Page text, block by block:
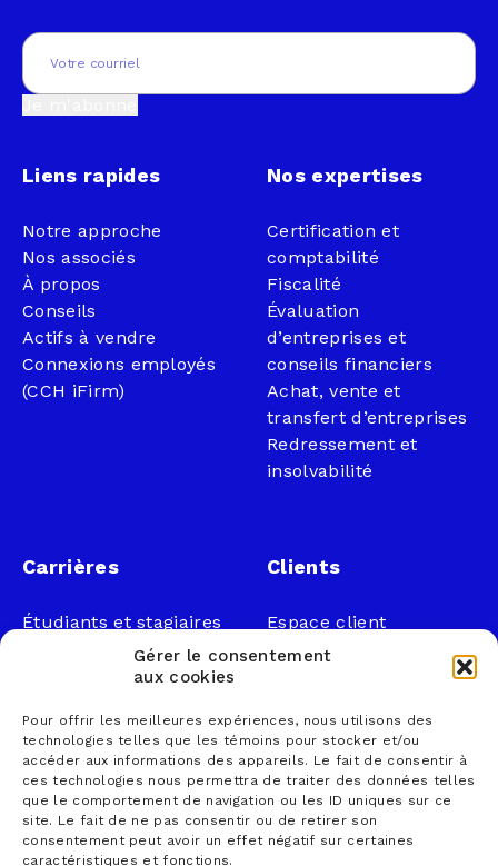
Gérer le consentement
aux cookies
Pour offrir les meilleures expériences, nous utilisons des
technologies telles que les témoins pour stocker et/ou
accéder aux informations des appareils. Le fait de consentir à
ces technologies nous permettra de traiter des données telles
que le comportement de navigation ou les ID uniques sur ce
site. Le fait de ne pas consentir ou de retirer son
consentement peut avoir un effet négatif sur certaines
caractéristiques et fonctions.
Email
Liens rapides
Notre approche
Nos associés
À propos
Conseils
Actifs à vendre
Connexions employés
(CCH iFirm)
Nos expertises
Certification et
comptabilité
Fiscalité
Évaluation
d’entreprises et
conseils financiers
Achat, vente et
transfert d’entreprises
Redressement et
insolvabilité
Carrières
Étudiants et stagiaires
Professionnels
Nous joindre
1 866 833-2114 (sans
frais)
courrier@lemieuxnolet
.ca
Contactez un syndic
Clients
Espace client
Légal
Loi sur la faillite et
l’insolvabilité
Politique de
confidentialité
Politique sur la